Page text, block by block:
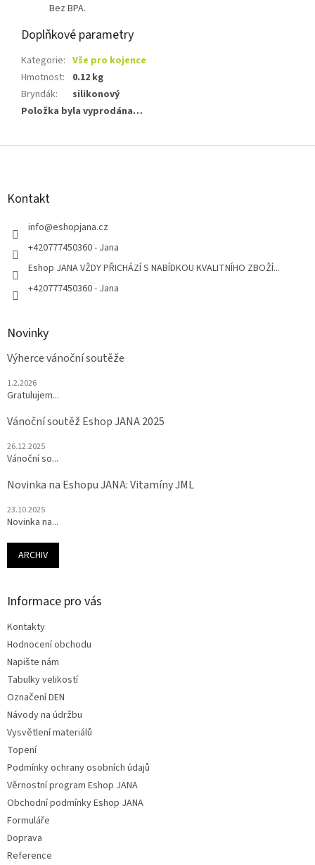
Bez BPA.
Doplňkové parametry
Kategorie: Vše pro kojence
Hmotnost:
0.12 kg
Bryndák:
silikonový
Položka byla vyprodána…
Z
Kontakt
info@eshopjana.cz
+420777450360 - Jana
Eshop JANA VŽDY PŘICHÁZÍ S NABÍDKOU KVALITNÍHO ZBOŽÍ...
+420777450360 - Jana
Novinky
Výherce vánoční soutěže
1.2.2026
Gratulujem...
Vánoční soutěž Eshop JANA 2025
26.12.2025
Vánoční so...
Novinka na Eshopu JANA: Vitamíny JML
23.10.2025
Novinka na...
ARCHIV
Informace pro vás
Kontakty
Hodnocení obchodu
Napište nám
Tabulky velikostí
Označení DEN
Návody na údržbu
Vysvětlení materiálů
Topení
Podmínky ochrany osobních údajů
Věrnostní program Eshop JANA
Obchodní podmínky Eshop JANA
Formuláře
Doprava
Reference